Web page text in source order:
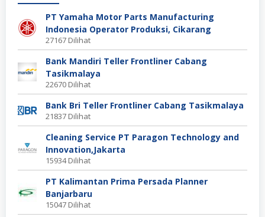
PT Yamaha Motor Parts Manufacturing
Indonesia Operator Produksi, Cikarang
27167 Dilihat
Bank Mandiri Teller Frontliner Cabang
Tasikmalaya
22670 Dilihat
Bank Bri Teller Frontliner Cabang Tasikmalaya
21837 Dilihat
Cleaning Service PT Paragon Technology and
Innovation,Jakarta
15934 Dilihat
PT Kalimantan Prima Persada Planner
Banjarbaru
15047 Dilihat